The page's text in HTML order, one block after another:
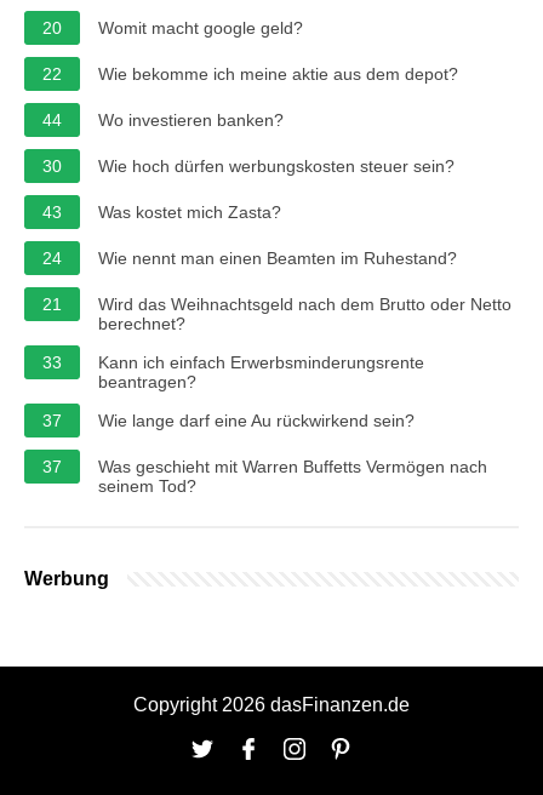
20 Womit macht google geld?
22 Wie bekomme ich meine aktie aus dem depot?
44 Wo investieren banken?
30 Wie hoch dürfen werbungskosten steuer sein?
43 Was kostet mich Zasta?
24 Wie nennt man einen Beamten im Ruhestand?
21
Wird das Weihnachtsgeld nach dem Brutto oder Netto
berechnet?
33
Kann ich einfach Erwerbsminderungsrente
beantragen?
37
Wie lange darf eine Au rückwirkend sein?
37
Was geschieht mit Warren Buffetts Vermögen nach
seinem Tod?
Werbung
Copyright 2026 dasFinanzen.de